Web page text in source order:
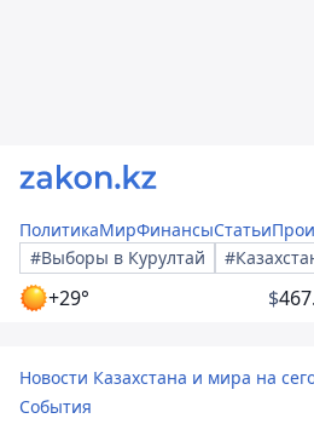
ПолитикаМирФинансыСтатьи
#Выборы в Курултай
+29° $
Новости Казахстана и мира на
События